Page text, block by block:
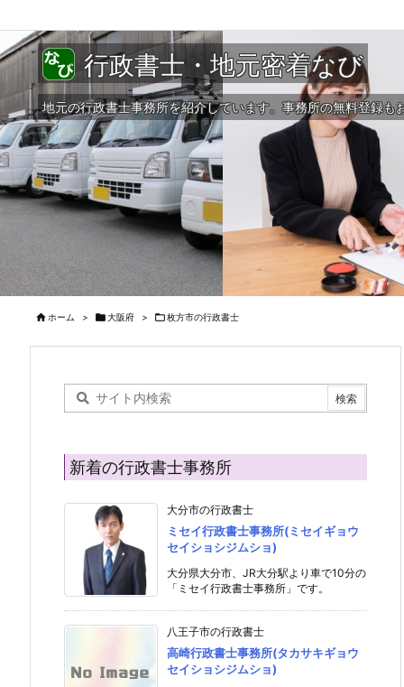
行政書士・地元密着なび
地元の行政書士事務所を紹介しています。事務所の無料登録も
 ホーム > 大阪府 > 枚方市の行政書士
新着の行政書士事務所
大分市の行政書士
ミセイ行政書士事務所(ミセイギョウ
セイショシジムショ)
大分県大分市、JR大分駅より車で10分の
「ミセイ行政書士事務所」です。
八王子市の行政書士
高崎行政書士事務所(タカサキギョウ
セイショシジムショ)